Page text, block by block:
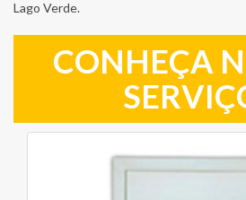
Lago Verde.
CONHEÇA